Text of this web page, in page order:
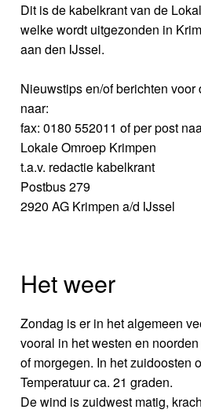
Dit is de kabelkrant van de
welke wordt uitgezonden in
aan den IJssel.
Nieuwstips en/of berichten voor
naar:
fax: 0180 552011 of per post
Lokale Omroep Krimpen
t.a.v. redactie kabelkrant
Postbus 279
2920 AG Krimpen a/d IJssel
Het weer
Zondag is er in het algemeen
vooral in het westen en
of morgegen. In het zuidoosten
Temperatuur ca. 21 graden.
De wind is zuidwest matig,